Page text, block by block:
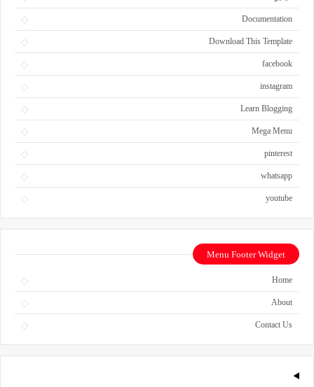
Documentation
Download This Template
facebook
instagram
Learn Blogging
Mega Menu
pinterest
whatsapp
youtube
Menu Footer Widget
Home
About
Contact Us